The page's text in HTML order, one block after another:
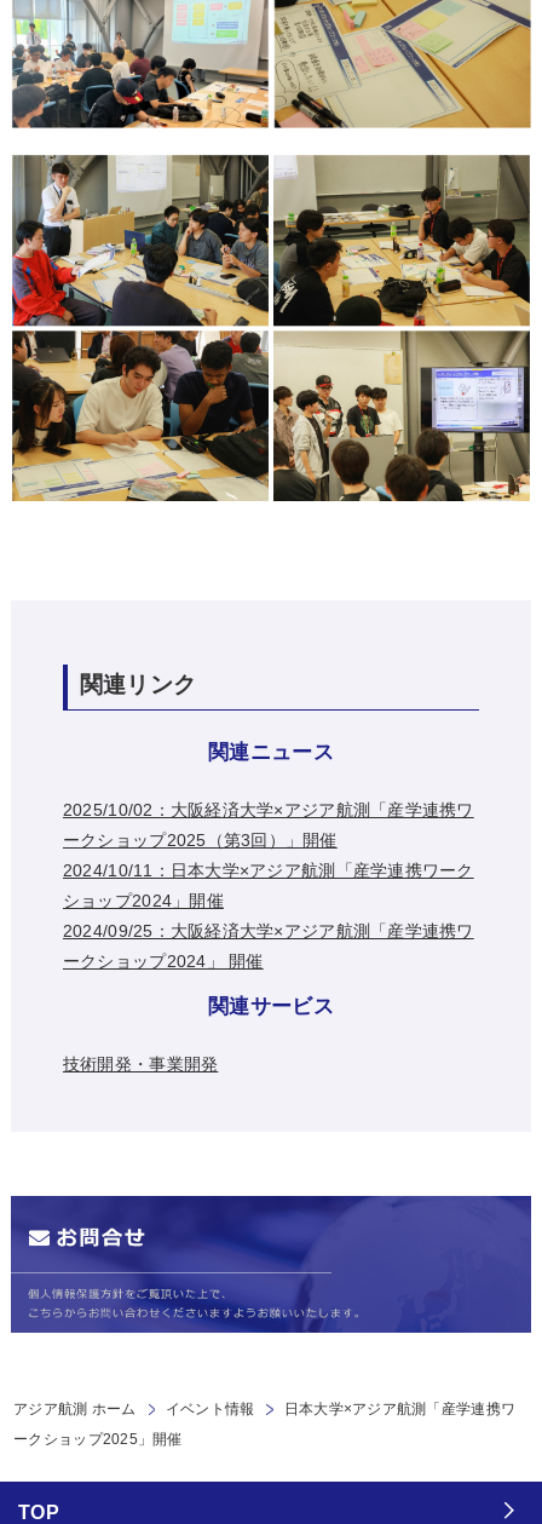
関連リンク
関連ニュース
2025/10/02：大阪経済大学×アジア航測「産学連携ワ
ークショップ2025（第3回）」開催
2024/10/11：日本大学×アジア航測「産学連携ワーク
ショップ2024」開催
2024/09/25：大阪経済大学×アジア航測「産学連携ワ
ークショップ2024」 開催
関連サービス
技術開発・事業開発
アジア航測 ホーム イベント情報
日本大学×アジア航測「産学連携ワ
ークショップ2025」開催
TOP